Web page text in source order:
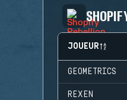
JOUEUR
GEOMETRICS
REXEN